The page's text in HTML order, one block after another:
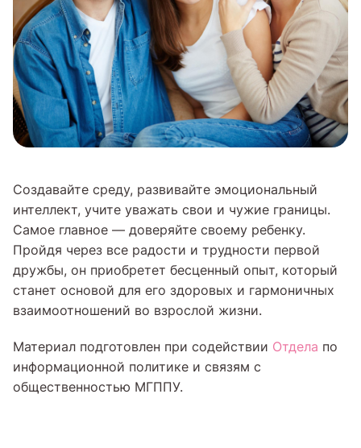
Создавайте среду, развивайте эмоциональный
интеллект, учите уважать свои и чужие границы.
Самое главное — доверяйте своему ребенку.
Пройдя через все радости и трудности первой
дружбы, он приобретет бесценный опыт, который
станет основой для его здоровых и гармоничных
взаимоотношений во взрослой жизни.
Материал подготовлен при содействии Отдела по
информационной политике и связям с
общественностью МГППУ.